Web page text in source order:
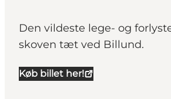
Den vildeste lege- og
skoven tæt ved Billund.
Køb billet her!